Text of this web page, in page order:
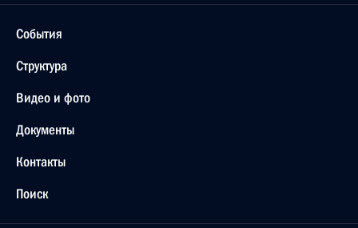
События
Структура
Видео и фото
Документы
Контакты
Поиск